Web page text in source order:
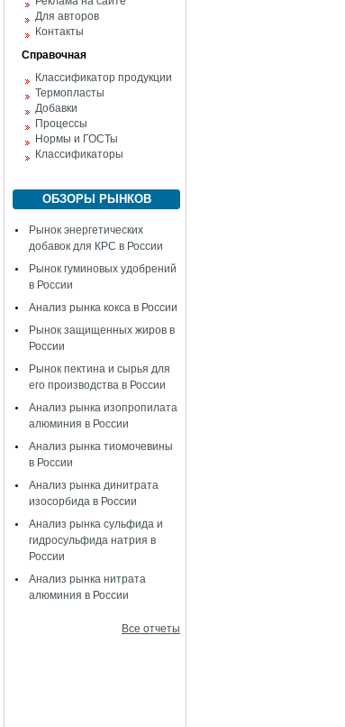
Для авторов
Контакты
Справочная
Классификатор продукции
Термопласты
Добавки
Процессы
Нормы и ГОСТы
Классификаторы
ОБЗОРЫ РЫНКОВ
Рынок энергетических
добавок для КРС в России
Рынок гуминовых удобрений
в России
Анализ рынка кокса в России
Рынок защищенных жиров в
России
Рынок пектина и сырья для
его производства в России
Анализ рынка изопропилата
алюминия в России
Анализ рынка тиомочевины
в России
Анализ рынка динитрата
изосорбида в России
Анализ рынка сульфида и
гидросульфида натрия в
России
Анализ рынка нитрата
алюминия в России
Все отчеты